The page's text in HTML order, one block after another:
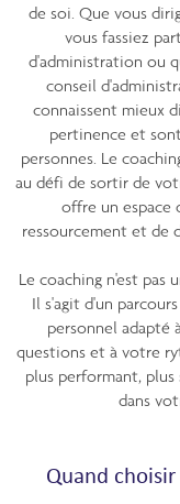
de soi. Que vous
vous fassiez
d'administration ou
conseil
connaissent mieux
pertinence et
personnes. Le
au défi de sortir de
offre un espace
ressourcement et de
Le coaching n'est pas
Il s'agit d'un
personnel adapté
questions et à votre
plus performant,
dans
Quand